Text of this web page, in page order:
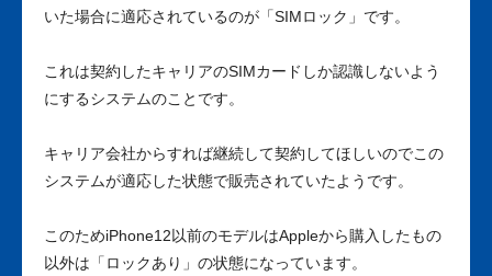
いた場合に適応されているのが「SIMロック」です。
これは契約したキャリアのSIMカードしか認識しないよう
にするシステムのことです。
キャリア会社からすれば継続して契約してほしいのでこの
システムが適応した状態で販売されていたようです。
このためiPhone12以前のモデルはAppleから購入したもの
以外は「ロックあり」の状態になっています。